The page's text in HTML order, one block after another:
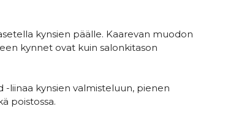
kynsien päälle. Kaarevan muodon
kynnet ovat kuin salonkitason
-liinaa kynsien valmisteluun, pienen
poistossa.